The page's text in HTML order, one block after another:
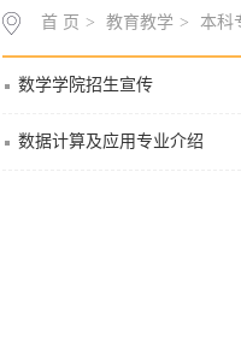
首 页 > 教育教学 > 本科
数学学院招生宣传
数据计算及应用专业介绍